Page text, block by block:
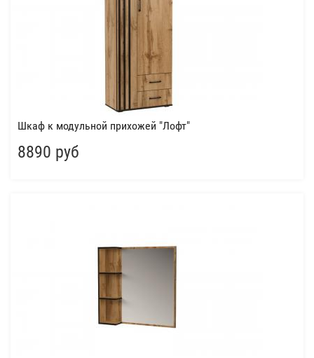
Шкаф к модульной прихожей "Лофт"
8890 руб